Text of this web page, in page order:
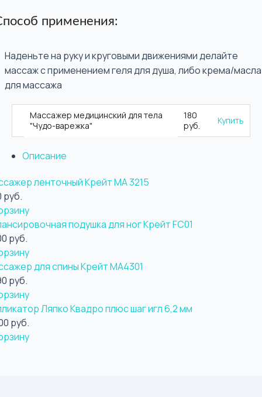
применения:
Наденьте на руку и круговыми движениями делайте
массаж с применением геля для душа, либо крема/масла
для массажа
Массажер медицинский для тела
"Чудо-варежка"
180
руб.
Купить
Описание
ленточный Крейт МА 3215
руб.
подушка для ног Крейт FC01
руб.
для спины Крейт МА4301
руб.
Ляпко Квадро плюс шаг игл 6,2 мм
руб.